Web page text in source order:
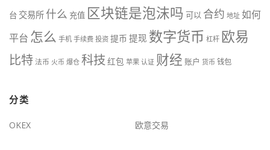
台 交易所 什么 充值 区块链是泡沫吗 可以 合约 地址 如何
平台 怎么 手机 手续费 投资 提币 提现 数字货币 杠杆 欧易
比特法币 火币 爆仓 科技 红包 苹果 认证 财经 账户 货币 钱包
分类
OKEX 欧意交易